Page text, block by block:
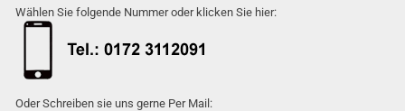
Wählen Sie folgende Nummer oder klicken Sie hier:
Oder Schreiben sie uns gerne Per Mail: